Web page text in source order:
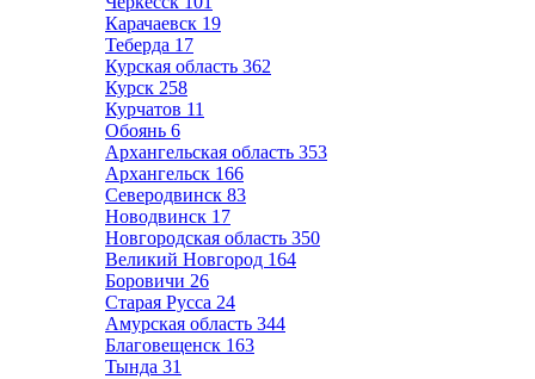
Карачаевск 19
Теберда 17
Курская область 362
Курск 258
Курчатов 11
Обоянь 6
Архангельская область 353
Архангельск 166
Северодвинск 83
Новодвинск 17
Новгородская область 350
Великий Новгород 164
Боровичи 26
Старая Русса 24
Амурская область 344
Благовещенск 163
Тында 31